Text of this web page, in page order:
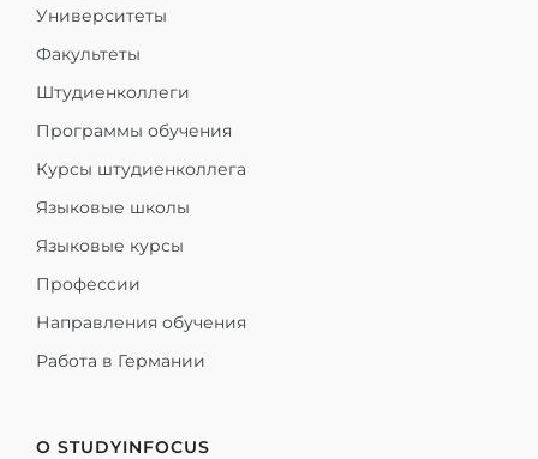
Университеты
Факультеты
Штудиенколлеги
Программы обучения
Курсы штудиенколлега
Языковые школы
Языковые курсы
Профессии
Направления обучения
Работа в Германии
О STUDYINFOCUS